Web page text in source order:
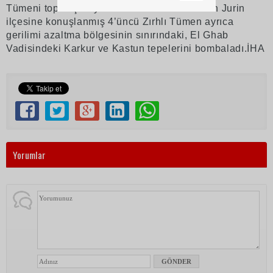
Tümeni top atışlarıyla destek verdi. Hama’nın Jurin
ilçesine konuşlanmış 4’üncü Zırhlı Tümen ayrıca
gerilimi azaltma bölgesinin sınırındaki, El Ghab
Vadisindeki Karkur ve Kastun tepelerini bombaladı.İHA
Yorumlar